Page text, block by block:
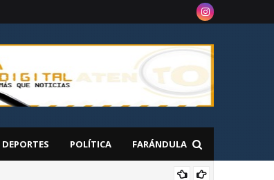
DEPORTES POLÍTICA FARÁNDULA